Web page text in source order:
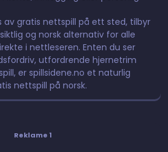
av gratis nettspill på ett sted, tilbyr
og norsk alternativ for alle
i nettleseren. Enten du ser
utfordrende hjernetrim
er spillsidene.no et naturlig
nettspill på norsk.
Reklame 1